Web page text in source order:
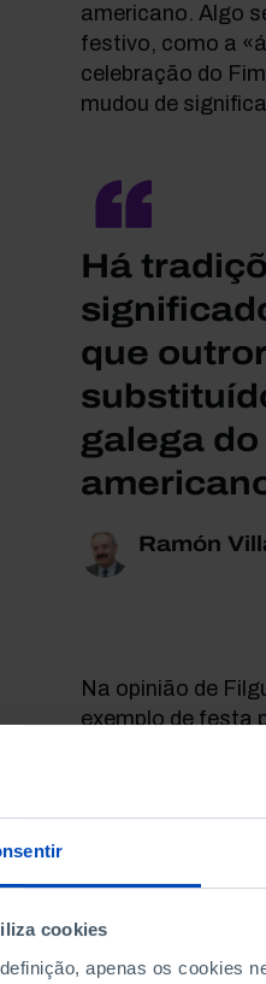
cookies
apenas os cookies
americano. Algo
festivo, como a
celebração do
mudou de
Há
que
galega
Ramón
Na opinião de
exemplo de festa
esperançosas e
Natal ou de Reis.